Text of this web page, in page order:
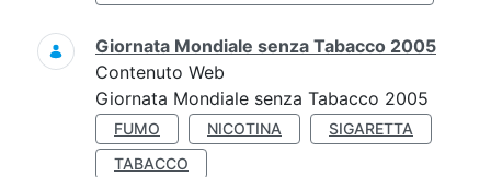
Giornata Mondiale senza Tabacco 2005
Contenuto Web
Giornata Mondiale senza Tabacco 2005
FUMO NICOTINA
SIGARETTA
TABACCO